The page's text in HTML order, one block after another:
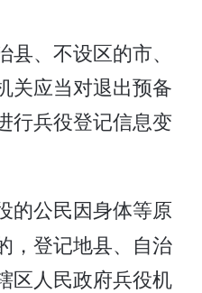
、不设区的市、
关应当对退出预备
行兵役登记信息变
的公民因身体等原
，登记地县、自治
区人民政府兵役机